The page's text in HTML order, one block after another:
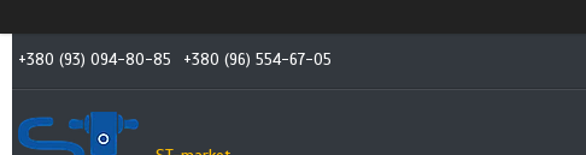
+380 (93) 094-80-85 +380 (96) 554-67-05